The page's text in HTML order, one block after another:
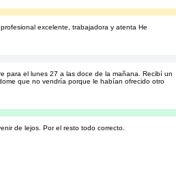
excelente, trabajadora y atenta He
para el lunes 27 a las doce de la mañana. Recibí un
que no vendría porque le habían ofrecido otro
de lejos. Por el resto todo correcto.